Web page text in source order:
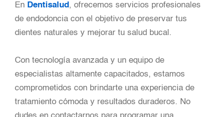
En Dentisalud , ofrecemos servicios profesionales
de endodoncia con el objetivo de preservar tus
dientes naturales y mejorar tu salud bucal.
Con tecnología avanzada y un equipo de
especialistas altamente capacitados, estamos
comprometidos con brindarte una experiencia de
tratamiento cómoda y resultados duraderos. No